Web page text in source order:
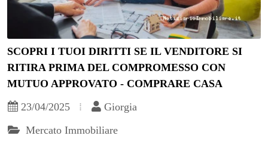
SCOPRI I TUOI DIRITTI SE IL VENDITORE SI
RITIRA PRIMA DEL COMPROMESSO CON
MUTUO APPROVATO - COMPRARE CASA
23/04/2025
Giorgia
Mercato Immobiliare